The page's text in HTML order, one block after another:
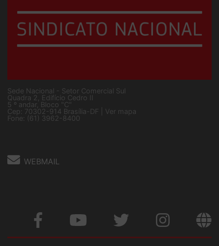
Sede Nacional - Setor Comercial Sul
Quadra 2, Edifício Cedro II
5 º andar, Bloco "C"
Cep: 70302-914 Brasília-DF | Ver mapa
Fone: (61) 3962-8400
WEBMAIL